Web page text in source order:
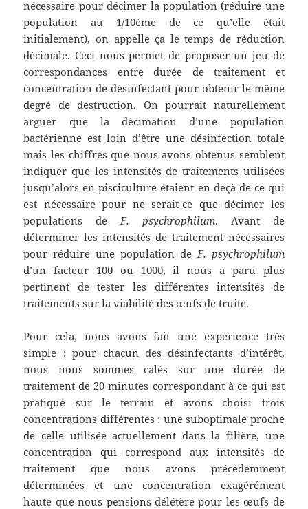
nécessaire pour décimer la population (réduire une
population au 1/10ème de ce qu’elle était
initialement), on appelle ça le temps de réduction
décimale. Ceci nous permet de proposer un jeu de
correspondances entre durée de traitement et
concentration de désinfectant pour obtenir le même
degré de destruction. On pourrait naturellement
arguer que la décimation d’une population
bactérienne est loin d’être une désinfection totale
mais les chiffres que nous avons obtenus semblent
indiquer que les intensités de traitements utilisées
jusqu’alors en pisciculture étaient en deçà de ce qui
est nécessaire pour ne serait-ce que décimer les
populations de F. psychrophilum. Avant de
déterminer les intensités de traitement nécessaires
pour réduire une population de F. psychrophilum
d’un facteur 100 ou 1000, il nous a paru plus
pertinent de tester les différentes intensités de
traitements sur la viabilité des œufs de truite.
Pour cela, nous avons fait une expérience très
simple : pour chacun des désinfectants d’intérêt,
nous nous sommes calés sur une durée de
traitement de 20 minutes correspondant à ce qui est
pratiqué sur le terrain et avons choisi trois
concentrations différentes : une suboptimale proche
de celle utilisée actuellement dans la filière, une
concentration qui correspond aux intensités de
traitement que nous avons précédemment
déterminées et une concentration exagérément
haute que nous pensions délétère pour les œufs de